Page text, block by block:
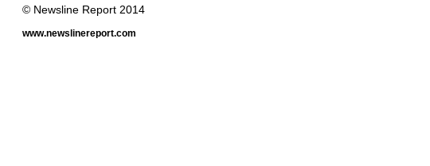
© Newsline Report 2014
www.newslinereport.com